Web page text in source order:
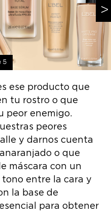
5
ese producto que
tu rostro o que
peor enemigo.
peores
y darnos cuenta
o que
máscara con un
entre la cara y
la base de
para obtener
>